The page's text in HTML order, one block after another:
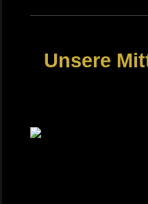
Unsere